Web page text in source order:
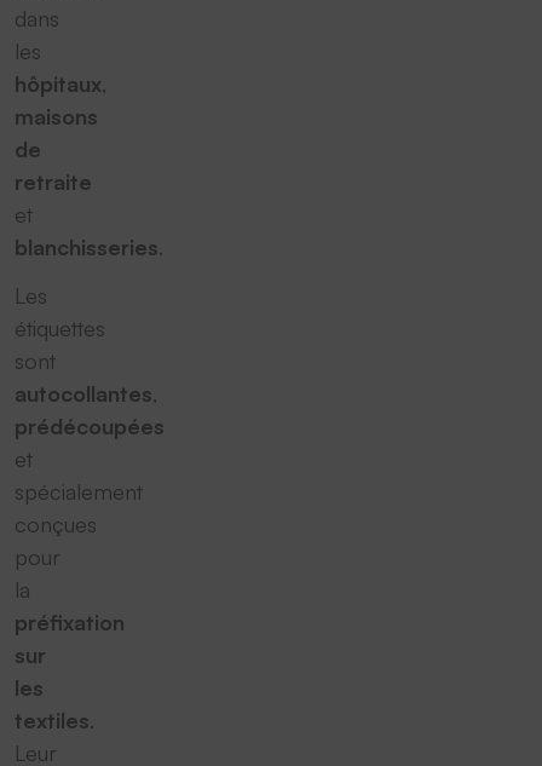
dans
les
hôpitaux,
maisons
de
retraite
et
blanchisseries.
Les
étiquettes
sont
autocollantes,
prédécoupées
et
spécialement
conçues
pour
la
préfixation
sur
les
textiles.
Leur